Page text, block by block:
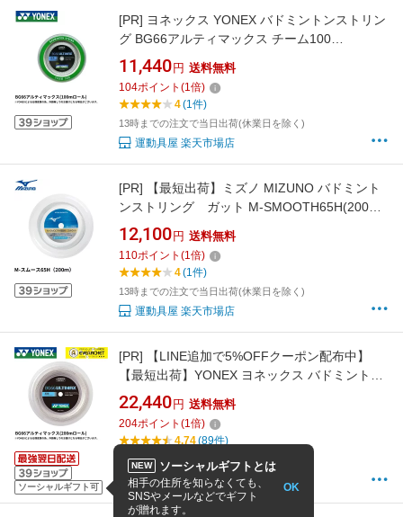
[PR] ヨネックス YONEX バドミントンストリン
グ BG66アルティマックス チーム100
BG66UM-1 バドミントン 100m
11,440 円 送料無料
104ポイント (1倍)
4(1件)
13時までの注文で当日出荷(休業日を除く)
運動具屋 楽天市場店
[PR]
【最短出荷】ミズノ MIZUNO バドミント
ンストリング ガット M-SMOOTH65H(200m)
73JGA932 バドミントン
12,100 円 送料無料
110ポイント (1倍)
4(1件)
13時までの注文で当日出荷(休業日を除く)
運動具屋 楽天市場店
ソーシャルギフト可
[PR]
【LINE追加で5%OFFクーポン配布中】
【最短出荷】YONEX ヨネックス バドミントン
ストリング ガット BG66アルティマックス
200m BG66UM-2 カラー ロール 定番 C-9
22,440 円 送料無料
204ポイント (1倍)
4.74(89件)
14時までの注文で当日出荷(休業日を除く)
エバーラケット 楽天市場店
NEW ソーシャルギフトとは
相手の住所を知らなくても、
SNSやメールなどでギフト
が贈れます。
OK